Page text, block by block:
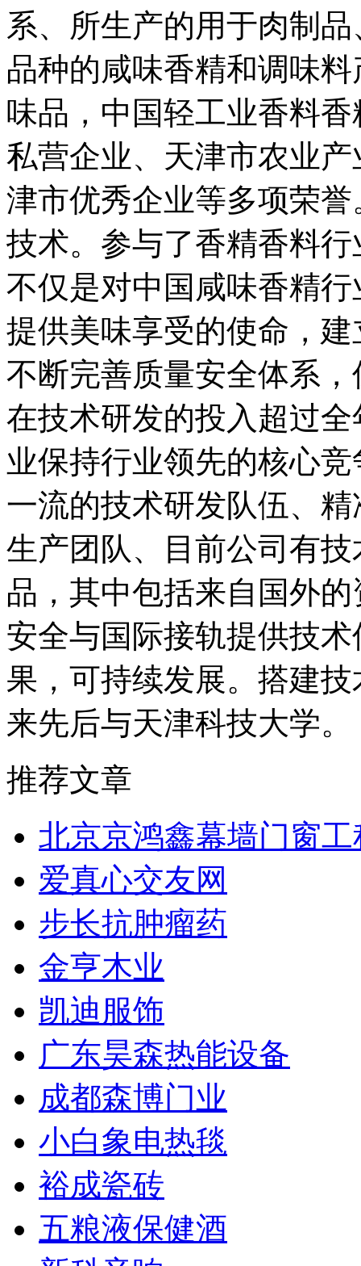
系、所生产的用于肉制
品种的咸味香精和调味
味品，中国轻工业香料
私营企业、天津市农业
津市优秀企业等多项荣
技术。参与了香精香料
不仅是对中国咸味香精
提供美味享受的使命，
不断完善质量安全体系
在技术研发的投入超过
业保持行业领先的核心
一流的技术研发队伍、
生产团队、目前公司有
品，其中包括来自国外
安全与国际接轨提供技
果，可持续发展。搭建
来先后与天津科技大学。
推荐文章
北京京鸿鑫幕墙门窗工
爱真心交友网
步长抗肿瘤药
金亨木业
凯迪服饰
广东昊森热能设备
成都森博门业
小白象电热毯
裕成瓷砖
五粮液保健酒